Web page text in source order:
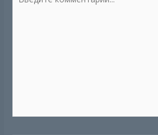
комментарий...